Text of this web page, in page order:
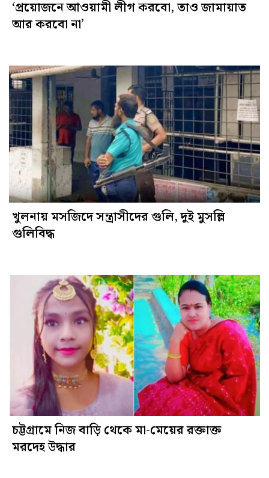
‘প্রয়োজনে আওয়ামী লীগ করবো, তাও জামায়াত
আর করবো না’
খুলনায় মসজিদে সন্ত্রাসীদের গুলি, দুই মুসল্লি
গুলিবিদ্ধ
চট্টগ্রামে নিজ বাড়ি থেকে মা-মেয়ের রক্তাক্ত
মরদেহ উদ্ধার